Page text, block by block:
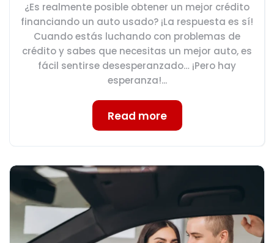
¿Es realmente posible obtener un mejor crédito
financiando un auto usado? ¡La respuesta es sí!
Cuando estás luchando con problemas de
crédito y sabes que necesitas un mejor auto, es
fácil sentirse desesperanzado… ¡Pero hay
esperanza!...
Read more